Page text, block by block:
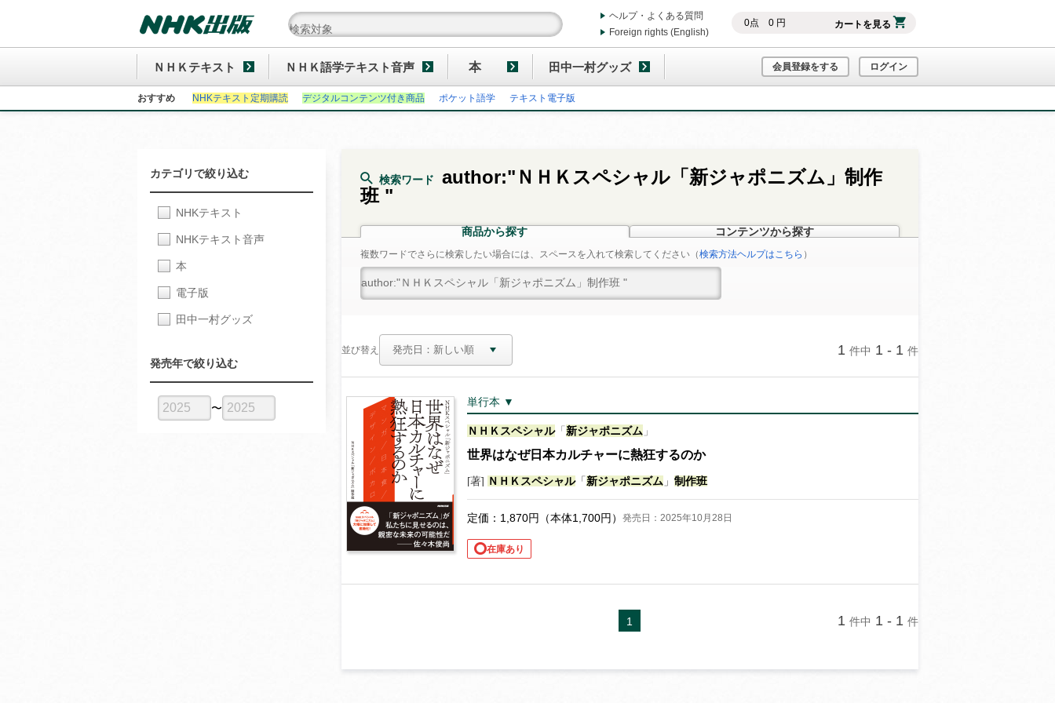
0点 0円 カートを見る
ヘルプ・よくある質問
Foreign rights (English)
ＮＨＫテキスト ＮＨＫ語学テキスト音声 本 田中一村グッズ 会員登録をする ログイン
おすすめ NHKテキスト定期購読 デジタルコンテンツ付き商品 ポケット語学 テキスト電子版
検索ワード
author:"ＮＨＫスペシャル「新ジャポニズム」制作
班 "
商品から探す コンテンツから探す
複数ワードでさらに検索したい場合には、スペースを入れて検索してください（検索方法ヘルプはこちら ）
並び替え 1 件中 1 - 1 件
単行本 ▼
ＮＨＫスペシャル「 新ジャポニズム 」
世界はなぜ日本カルチャーに熱狂するのか
[著] ＮＨＫスペシャル「新ジャポニズム 」 制作班
定価： 1,870円（本体1,700円） 発売日：2025年10月28日
在庫あり
1 1 件中 1 - 1 件
カテゴリで絞り込む
NHKテキスト
NHKテキスト音声
本
電子版
田中一村グッズ
発売年で絞り込む
〜